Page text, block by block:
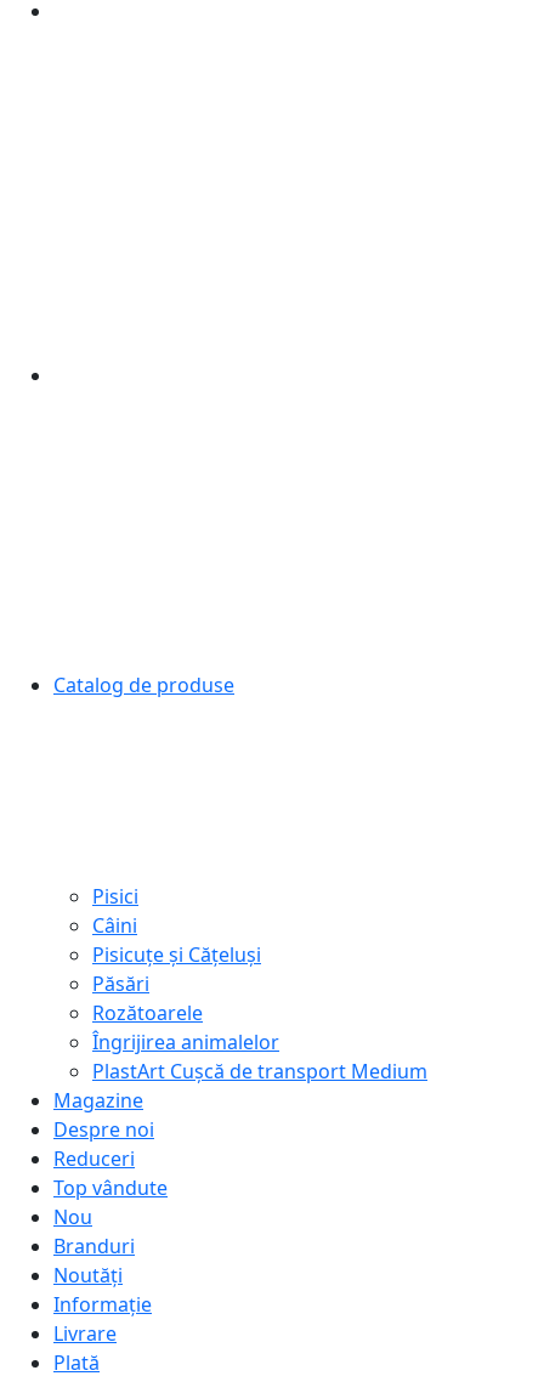
Catalog de produse
Pisici
Câini
Pisicuțe și Cățeluși
Păsări
Rozătoarele
Îngrijirea animalelor
PlastArt Cușcă de transport Medium
Magazine
Despre noi
Reduceri
Top vândute
Nou
Branduri
Noutăți
Informație
Livrare
Plată